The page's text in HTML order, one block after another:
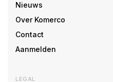
Nieuws
Over Komerco
Contact
Aanmelden
LEGAL